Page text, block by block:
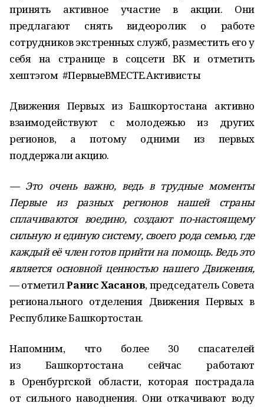
принять активное участие в акции. Они
предлагают снять видеоролик о работе
сотрудников экстренных служб, разместить его у
себя на странице в соцсети ВК и отметить
хештэгом #ПервыеВМЕСТЕ.Активисты
Движения Первых из Башкортостана активно
взаимодействуют с молодежью из других
регионов, а потому одними из первых
поддержали акцию.
— Это очень важно, ведь в трудные моменты
Первые из разных регионов нашей страны
сплачиваются воедино, создают по-настоящему
сильную и единую систему, своего рода семью, где
каждый её член готов прийти на помощь. Ведь это
является основной ценностью нашего Движения,
— отметилРанис Хасанов, председатель Совета
регионального отделения Движения Первых в
Республике Башкортостан.
Напомним, что более 30 спасателей
из Башкортостана сейчас работают
в Оренбургской области, которая пострадала
от сильного наводнения. Они откачивают воду